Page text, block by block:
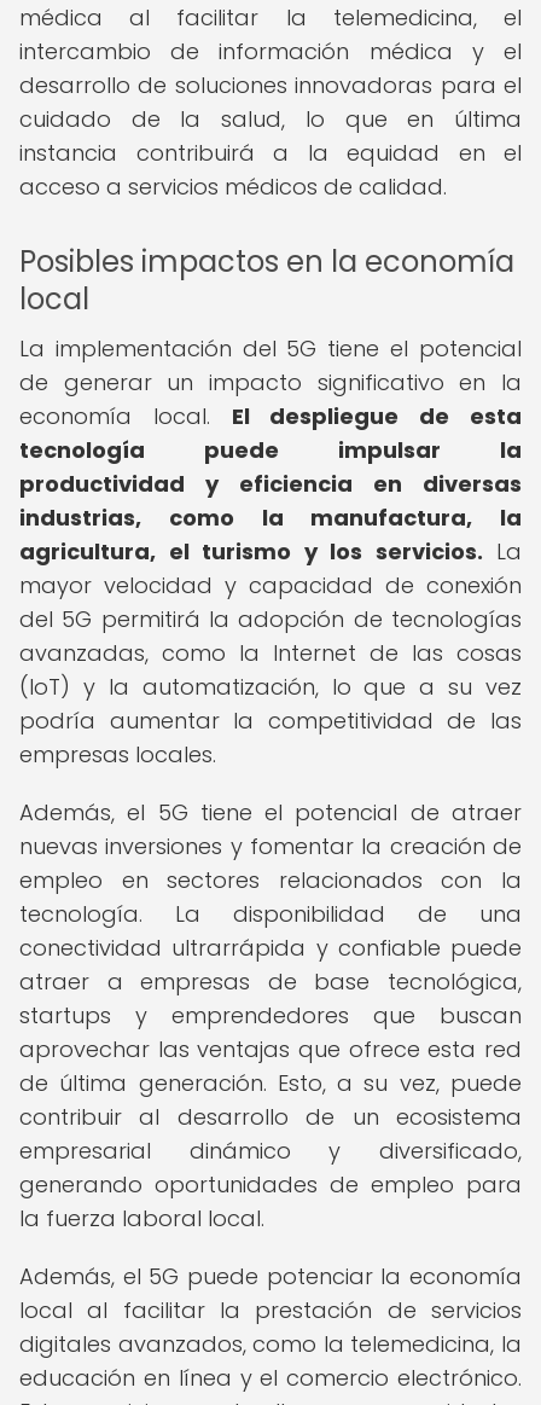
médica al facilitar la telemedicina, el
intercambio de información médica y el
desarrollo de soluciones innovadoras para el
cuidado de la salud, lo que en última
instancia contribuirá a la equidad en el
acceso a servicios médicos de calidad.
Posibles impactos en la economía
local
La implementación del 5G tiene el potencial
de generar un impacto significativo en la
economía local. El despliegue de esta
tecnología puede impulsar la
productividad y eficiencia en diversas
industrias, como la manufactura, la
agricultura, el turismo y los servicios. La
mayor velocidad y capacidad de conexión
del 5G permitirá la adopción de tecnologías
avanzadas, como la Internet de las cosas
(IoT) y la automatización, lo que a su vez
podría aumentar la competitividad de las
empresas locales.
Además, el 5G tiene el potencial de atraer
nuevas inversiones y fomentar la creación de
empleo en sectores relacionados con la
tecnología. La disponibilidad de una
conectividad ultrarrápida y confiable puede
atraer a empresas de base tecnológica,
startups y emprendedores que buscan
aprovechar las ventajas que ofrece esta red
de última generación. Esto, a su vez, puede
contribuir al desarrollo de un ecosistema
empresarial dinámico y diversificado,
generando oportunidades de empleo para
la fuerza laboral local.
Además, el 5G puede potenciar la economía
local al facilitar la prestación de servicios
digitales avanzados, como la telemedicina, la
educación en línea y el comercio electrónico.